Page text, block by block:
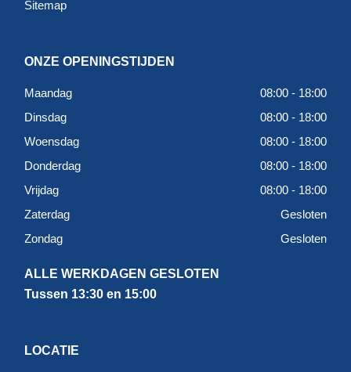
Sitemap
ONZE OPENINGSTIJDEN
Maandag
08:00 - 18:00
Dinsdag
08:00 - 18:00
Woensdag
08:00 - 18:00
Donderdag
08:00 - 18:00
Vrijdag
08:00 - 18:00
Zaterdag
Gesloten
Zondag
Gesloten
ALLE WERKDAGEN GESLOTEN
Tussen 13:30 en 15:00
LOCATIE